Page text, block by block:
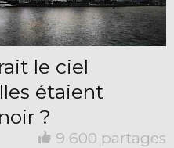
le ciel
étaient
?
9 600 partages